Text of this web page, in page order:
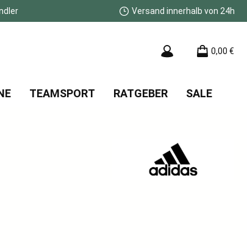
Versand innerhalb von 24h
0,00 €
TEAMSPORT RATGEBER SALE